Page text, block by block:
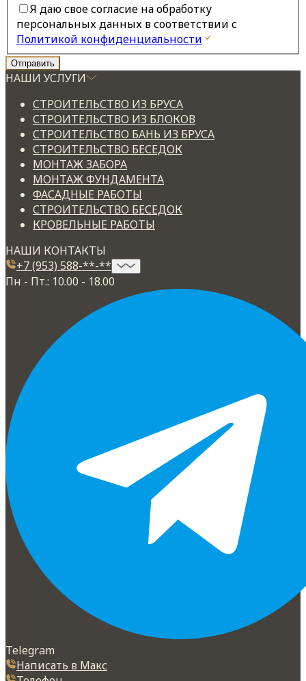
Я даю свое согласие на обработку
персональных данных в соответствии с
Политикой конфиденциальности
НАШИ УСЛУГИ
СТРОИТЕЛЬСТВО ИЗ БРУСА
СТРОИТЕЛЬСТВО ИЗ БЛОКОВ
СТРОИТЕЛЬСТВО БАНЬ ИЗ БРУСА
СТРОИТЕЛЬСТВО БЕСЕДОК
МОНТАЖ ЗАБОРА
МОНТАЖ ФУНДАМЕНТА
ФАСАДНЫЕ РАБОТЫ
СТРОИТЕЛЬСТВО БЕСЕДОК
КРОВЕЛЬНЫЕ РАБОТЫ
НАШИ КОНТАКТЫ
+7 (953) 588-**-**
Пн - Пт.: 10.00 - 18.00
Telegram
Написать в Макс